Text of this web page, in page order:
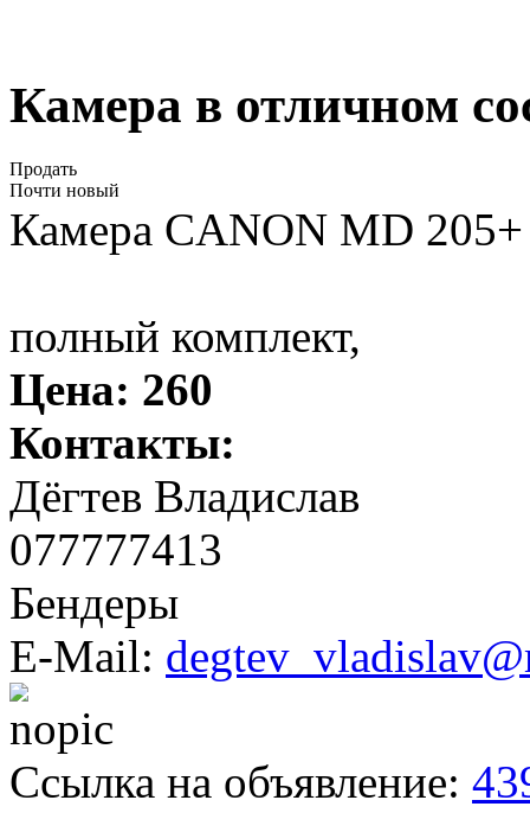
Камера в отличном
Продать
Почти новый
Камера CANON MD 205+
полный комплект,
Цена: 260
Контакты:
Дёгтев Владислав
077777413
Бендеры
E-Mail:
Ссылка на объявление: